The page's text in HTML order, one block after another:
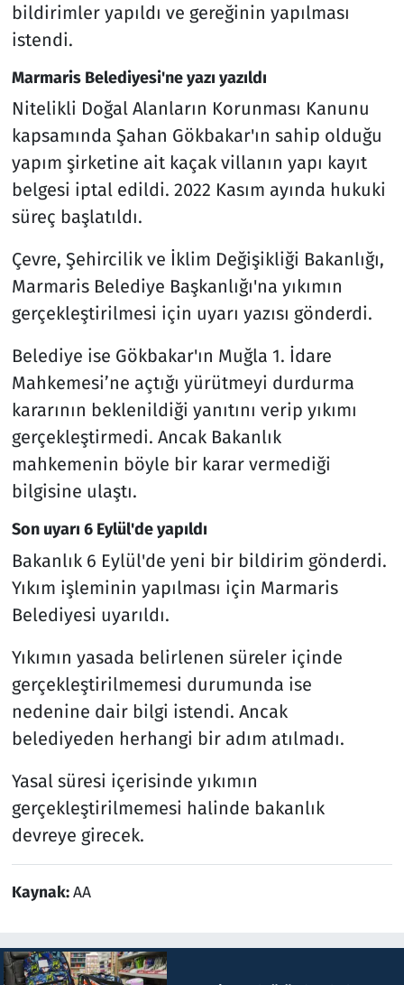
bildirimler yapıldı ve gereğinin yapılması
istendi.
Marmaris Belediyesi'ne yazı yazıldı
Nitelikli Doğal Alanların Korunması Kanunu
kapsamında Şahan Gökbakar'ın sahip olduğu
yapım şirketine ait kaçak villanın yapı kayıt
belgesi iptal edildi. 2022 Kasım ayında hukuki
süreç başlatıldı.
Çevre, Şehircilik ve İklim Değişikliği Bakanlığı,
Marmaris Belediye Başkanlığı'na yıkımın
gerçekleştirilmesi için uyarı yazısı gönderdi.
Belediye ise Gökbakar'ın Muğla 1. İdare
Mahkemesi’ne açtığı yürütmeyi durdurma
kararının beklenildiği yanıtını verip yıkımı
gerçekleştirmedi. Ancak Bakanlık
mahkemenin böyle bir karar vermediği
bilgisine ulaştı.
Son uyarı 6 Eylül'de yapıldı
Bakanlık 6 Eylül'de yeni bir bildirim gönderdi.
Yıkım işleminin yapılması için Marmaris
Belediyesi uyarıldı.
Yıkımın yasada belirlenen süreler içinde
gerçekleştirilmemesi durumunda ise
nedenine dair bilgi istendi. Ancak
belediyeden herhangi bir adım atılmadı.
Yasal süresi içerisinde yıkımın
gerçekleştirilmemesi halinde bakanlık
devreye girecek.
Kaynak:AA